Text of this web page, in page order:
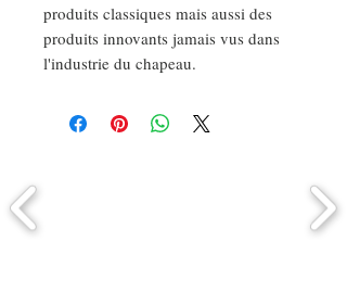
produits classiques mais aussi des
produits innovants jamais vus dans
l'industrie du chapeau.